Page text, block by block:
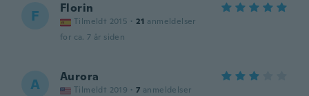
F Florin
Tilmeldt 2015 · 21 anmeldelser
for ca. 7 år siden
A Aurora
Tilmeldt 2019 · 7 anmeldelser